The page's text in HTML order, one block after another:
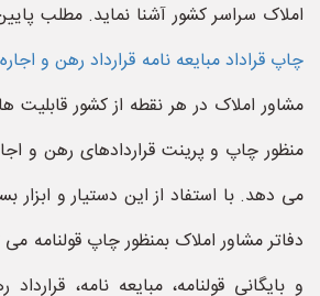
املاک سراسر کشور آشنا نماید. مطلب
چاپ قراداد مبایعه نامه قرارداد رهن و
مشاور املاک در هر نقطه از کشور قابلیت
منظور چاپ و پرینت قراردادهای رهن و
می دهد. با استفاد از این دستیار و ابزار
دفاتر مشاور املاک بمنظور چاپ قولنامه
و بایگانی قولنامه، مبایعه نامه،